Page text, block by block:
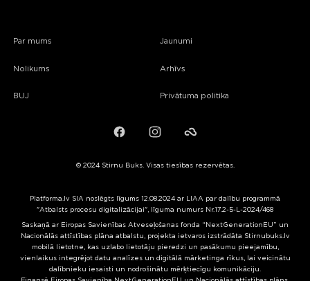
Par mums
Nolikums
BUJ
Jaunumi
Arhīvs
Privātuma politika
FacebookInstagramFailiem.lv
© 2024 Stirnu Buks. Visas tiesības rezervētas.
Platforma.lv SIA noslēgts līgums 12.08.2024 ar LIAA par dalību programmā
"Atbalsts procesu digitalizācijai", līguma numurs Nr.17.2-5-L-2024/468
Saskaņā ar Eiropas Savienības Atveseļošanas fonda “NextGenerationEU” un
Nacionālās attīstības plāna atbalstu, projekta ietvaros izstrādāta Stirnubuks.lv
mobilā lietotne, kas uzlabo lietotāju pieredzi un pasākumu pieejamību,
vienlaikus integrējot datu analīzes un digitālā mārketinga rīkus, lai veicinātu
dalībnieku iesaisti un nodrošinātu mērķtiecīgu komunikāciju.